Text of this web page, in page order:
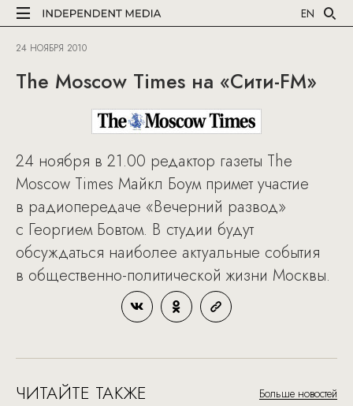
EN
24 НОЯБРЯ 2010
The Moscow Times на «Сити-FM»
24 ноября в 21.00 редактор газеты The
Moscow Times Майкл Боум примет участие
в радиопередаче «Вечерний развод»
с Георгием Бовтом. В студии будут
обсуждаться наиболее актуальные события
в общественно-политической жизни Москвы.
ЧИТАЙТЕ ТАКЖЕ Больше новостей